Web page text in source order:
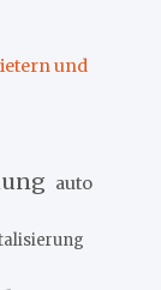
und
auto